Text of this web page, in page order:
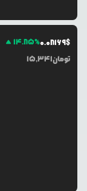
14.85%0.08169$
15,341تومان